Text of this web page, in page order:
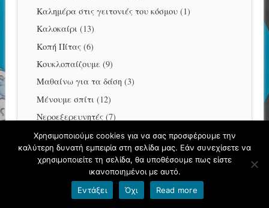
Καλημέρα στις γειτονιές του κόσμου(1)
Καλοκαίρι (13)
Κοπή Πίτας(6)
Κουκλοπαίζουμε(9)
Μαθαίνω για τα δάση (3)
Μένουμε σπίτι (12)
Νεροεξερευνητές(7)
Οδική Ασφάλεια(1)
Όνομα(5)
Παγκόσμια Ημέρα Ατόμων με Αναπηρία
Παγκόσμια Ημέρα Γης
(1)
Χρησιμοποιούμε cookies για να σας προσφέρουμε την
καλύτερη δυνατή εμπειρία στη σελίδα μας. Εάν συνεχίσετε να
χρησιμοποιείτε τη σελίδα, θα υποθέσουμε πως είστε
ικανοποιημένοι με αυτό.
Εντάξει
Όχι Read more